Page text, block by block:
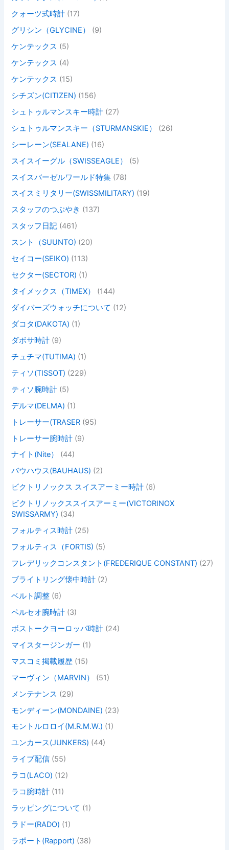
クォーツ式時計 (17)
グリシン（GLYCINE）
(9)
ケンテックス (5)
ケンテックス (4)
ケンテックス (15)
シチズン(CITIZEN) (156)
シュトゥルマンスキー時計 (27)
シュトゥルマンスキー（STURMANSKIE）
(26)
シーレーン(SEALANE) (16)
スイスイーグル（SWISSEAGLE）
(5)
スイスバーゼルワールド特集 (78)
スイスミリタリー(SWISSMILITARY) (19)
スタッフのつぶやき (137)
スタッフ日記 (461)
スント（SUUNTO) (20)
セイコー(SEIKO) (113)
セクター(SECTOR) (1)
タイメックス（TIMEX）
(144)
ダイバーズウォッチについて (12)
ダコタ(DAKOTA) (1)
ダボサ時計 (9)
チュチマ(TUTIMA) (1)
ティソ(TISSOT) (229)
ティソ腕時計 (5)
デルマ(DELMA) (1)
トレーサー(TRASER (95)
トレーサー腕時計 (9)
ナイト(Nite）
(44)
バウハウス(BAUHAUS) (2)
ビクトリノックス スイスアーミー時計 (6)
ビクトリノックススイスアーミー(VICTORINOX
SWISSARMY) (34)
フォルティス時計 (25)
フォルティス（FORTIS) (5)
フレデリックコンスタント(FREDERIQUE CONSTANT) (27)
ブライトリング懐中時計 (2)
ベルト調整 (6)
ペルセオ腕時計 (3)
ボストークヨーロッパ時計 (24)
マイスタージンガー (1)
マスコミ掲載履歴 (15)
マーヴィン（MARVIN）
(51)
メンテナンス (29)
モンディーン(MONDAINE) (23)
モントルロロイ(M.R.M.W.) (1)
ユンカース(JUNKERS) (44)
ライブ配信 (55)
ラコ(LACO) (12)
ラコ腕時計 (11)
ラッピングについて (1)
ラドー(RADO) (1)
ラポート(Rapport) (38)